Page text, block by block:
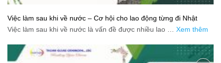
Việc làm sau khi về nước – Cơ hội cho lao động từng đi Nhật
Việc làm sau khi về nước là vấn đề được nhiều lao … Xem thêm